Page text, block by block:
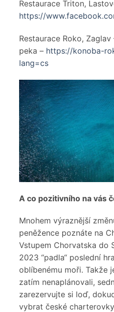
Restaurace Triton,
https://
Restaurace Roko,
peka – https://konoba-
lang=cs
A co pozitivního na vás
Mnohem výraznější
peněžence poznáte na
Vstupem Chorvatska do
2023 “padla“ poslední
oblíbenému moři. Takže
zatím nenaplánovali,
zarezervujte si loď,
vybrat české